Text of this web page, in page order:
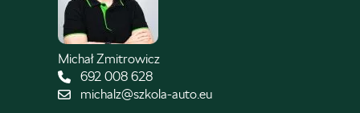
Michał Zmitrowicz
692 008 628
michalz@szkola-auto.eu